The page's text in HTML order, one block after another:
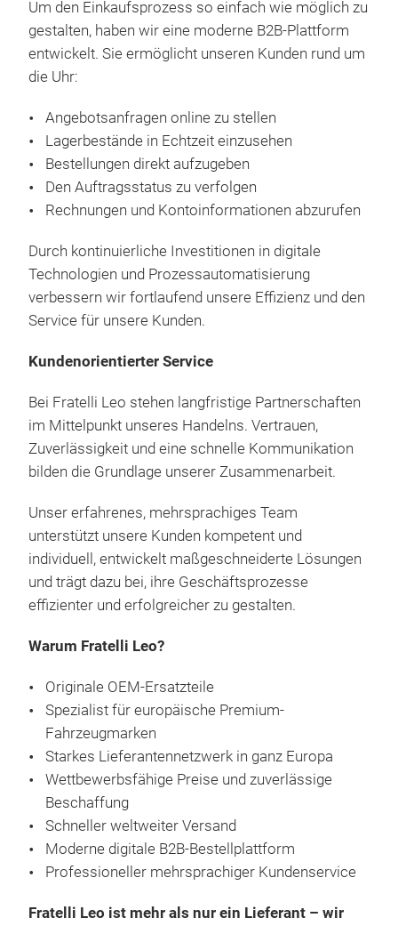
Um den Einkaufsprozess so einfach wie möglich zu
gestalten, haben wir eine moderne B2B-Plattform
entwickelt. Sie ermöglicht unseren Kunden rund um
die Uhr:
Angebotsanfragen online zu stellen
Lagerbestände in Echtzeit einzusehen
Bestellungen direkt aufzugeben
Den Auftragsstatus zu verfolgen
Rechnungen und Kontoinformationen abzurufen
Durch kontinuierliche Investitionen in digitale
Technologien und Prozessautomatisierung
verbessern wir fortlaufend unsere Effizienz und den
Service für unsere Kunden.
Kundenorientierter Service
Bei Fratelli Leo stehen langfristige Partnerschaften
im Mittelpunkt unseres Handelns. Vertrauen,
Zuverlässigkeit und eine schnelle Kommunikation
bilden die Grundlage unserer Zusammenarbeit.
Unser erfahrenes, mehrsprachiges Team
unterstützt unsere Kunden kompetent und
individuell, entwickelt maßgeschneiderte Lösungen
und trägt dazu bei, ihre Geschäftsprozesse
effizienter und erfolgreicher zu gestalten.
Warum Fratelli Leo?
Originale OEM-Ersatzteile
Spezialist für europäische Premium-
Fahrzeugmarken
Starkes Lieferantennetzwerk in ganz Europa
Wettbewerbsfähige Preise und zuverlässige
Beschaffung
Schneller weltweiter Versand
Moderne digitale B2B-Bestellplattform
Professioneller mehrsprachiger Kundenservice
Fratelli Leo ist mehr als nur ein Lieferant – wir